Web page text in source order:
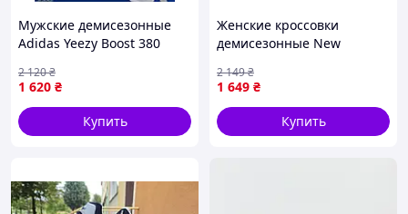
Мужские демисезонные
Adidas Yeezy Boost 380
1 620 ₴
2 120₴
Купить
Женские кроссовки
демисезонные New
замш 37
1 649 ₴
2 149₴
Купить